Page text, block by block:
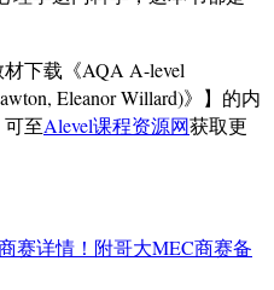
下载《AQA A-level
Eleanor Willard)》】的内
至Alevel课程资源网获取更
赛详情！附哥大MEC商赛备